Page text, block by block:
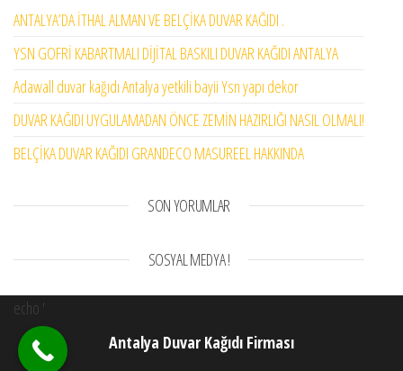
ANTALYA’DA İTHAL ALMAN VE BELÇİKA DUVAR KAĞIDI .
YSN GOFRİ KABARTMALI DİJİTAL BASKILI DUVAR KAĞIDI ANTALYA
Adawall duvar kağıdı Antalya yetkili bayii Ysn yapı dekor
DUVAR KAĞIDI UYGULAMADAN ÖNCE ZEMİN HAZIRLIĞI NASIL OLMALI!
BELÇİKA DUVAR KAĞIDI GRANDECO MASUREEL HAKKINDA
SON YORUMLAR
SOSYAL MEDYA !
echo '
Antalya Duvar Kağıdı Firması